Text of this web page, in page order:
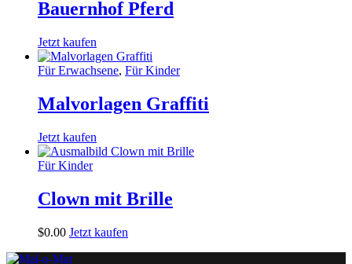
Bauernhof Pferd
Jetzt kaufen
Für Erwachsene, Für Kinder
Malvorlagen Graffiti
Jetzt kaufen
Für Kinder
Clown mit Brille
$0.00 Jetzt kaufen